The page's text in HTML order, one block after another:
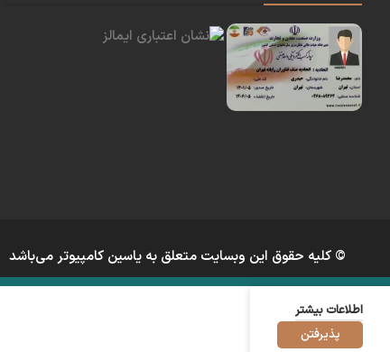
© کلیه حقوق این وبسایت متعلق به یاسین کامپیوتر می‌باشد
اطلاعات بیشتر
پذیرفتن